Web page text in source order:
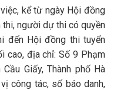
kể từ ngày Hội đồng
người dự thi có quyền
đến Hội đồng thi tuyển
cao, địa chỉ: Số 9 Phạm
Giấy, Thành phố Hà
công tác, số báo danh,